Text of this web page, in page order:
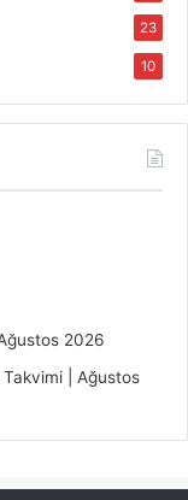
23
10
2026
| Ağustos